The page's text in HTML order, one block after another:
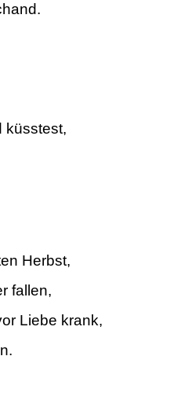
küsstest,
Herbst,
fallen,
Liebe krank,